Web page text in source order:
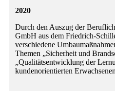
2020
Durch den Auszug der
GmbH aus dem Friedrich-
verschiedene
Themen „Sicherheit und
„Qualitätsentwicklung der
kundenorientierten